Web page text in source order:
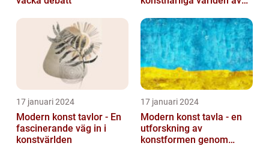
17 januari 2024
Modern konst tavlor - En
fascinerande väg in i
konstvärlden
17 januari 2024
Modern konst tavla - en
utforskning av
konstformen genom